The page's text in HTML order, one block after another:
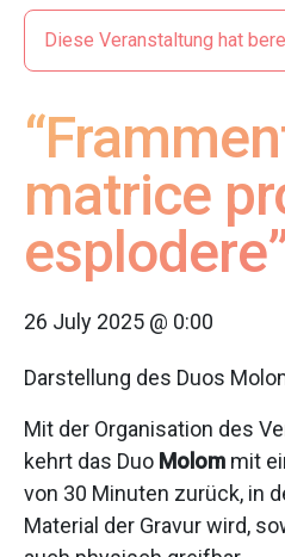
Diese Veranstaltung hat
matrice
26 July 2025 @ 0:00
Darstellung des Duos
Mit der Organisation des
kehrt das Duo Molom mit
von 30 Minuten zurück, in
Material der Gravur wird,